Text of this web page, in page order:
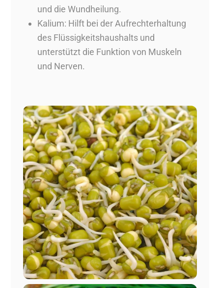
und die Wundheilung.
Kalium: Hilft bei der Aufrechterhaltung
des Flüssigkeitshaushalts und
unterstützt die Funktion von Muskeln
und Nerven.